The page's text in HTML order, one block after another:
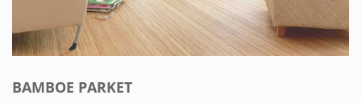
BAMBOE PARKET